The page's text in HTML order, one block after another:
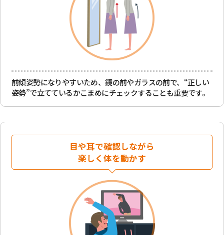
前傾姿勢になりやすいため、鏡の前やガラスの前で、 “正しい
姿勢”で立てているかこまめにチェックすることも重要です。
目や耳で確認しながら
楽しく体を動かす